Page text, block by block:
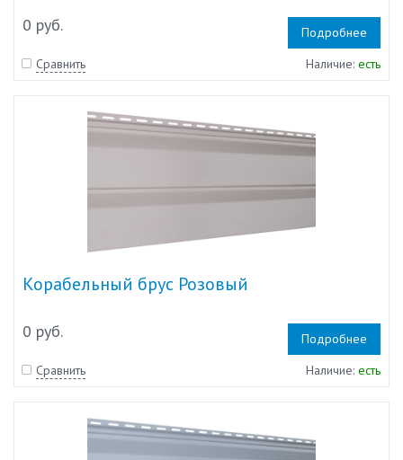
0 руб.
Подробнее
Сравнить
Наличие: есть
Корабельный брус Розовый
0 руб.
Подробнее
Сравнить
Наличие: есть